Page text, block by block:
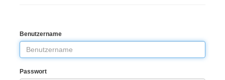
Benutzername
Passwort